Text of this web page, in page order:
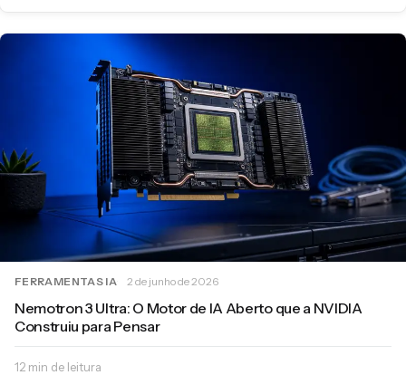
FERRAMENTAS IA 2 de junho de 2026
Nemotron 3 Ultra: O Motor de IA Aberto que a NVIDIA
Construiu para Pensar
12 min de leitura